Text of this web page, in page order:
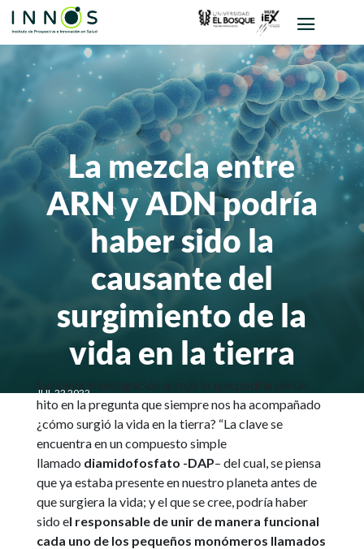
La mezcla entre
ARN y ADN podría
haber sido la
causante del
surgimiento de la
vida en la tierra
JUL 22 2022
hito en la pregunta que siempre nos ha acompañado
¿cómo surgió la vida en la tierra? “La clave se
encuentra en un compuesto simple
llamado diamidofosfato -DAP– del cual, se piensa
que ya estaba presente en nuestro planeta antes de
que surgiera la vida; y el que se cree, podría haber
sido el responsable de unir de manera funcional
cada uno de los pequeños monómeros llamados